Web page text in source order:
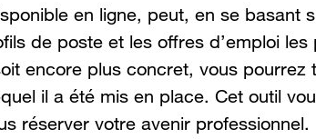
en ligne, peut, en se basant
de poste et les offres d’emploi
encore plus concret, vous pourrez
il a été mis en place. Cet outil
réserver votre avenir professionnel.